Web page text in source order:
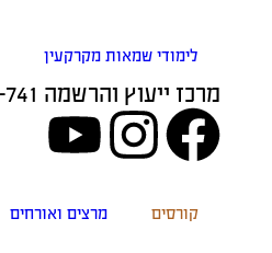
לימודי שמאות מקרקעין
מרכז ייעוץ והרשמה 1-700-700-741
קורסים מרצים ואורחים